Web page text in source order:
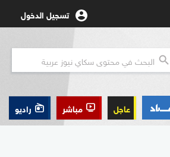
تسجيل الدخول
عاجل مباشر راديو